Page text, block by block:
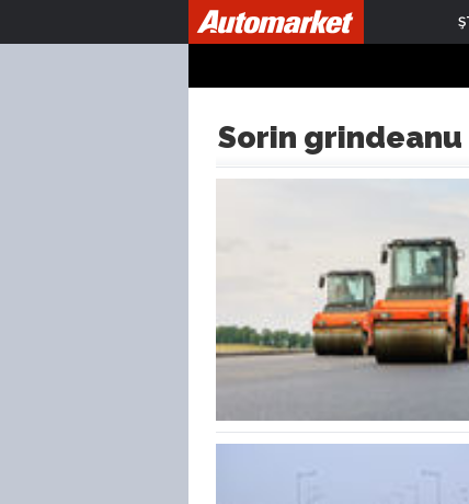
Sorin grindeanu